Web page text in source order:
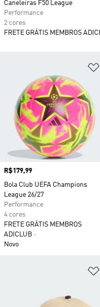
Preço
R$179,99
Bola Club UEFA Champions
League 26/27
Performance
4 cores
FRETE GRÁTIS MEMBROS
ADICLUB
Novo
Caneleiras F50 League
Performance
2 cores
FRETE GRÁTIS MEMBROS